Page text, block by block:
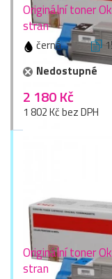
Originální toner
stran
černá
Nedostupné
2 180 Kč
1 802 Kč bez DPH
Originální toner
stran